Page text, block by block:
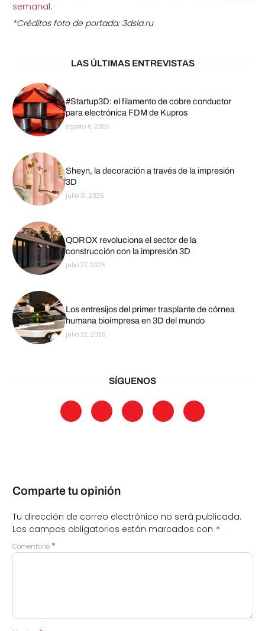
semanal.
*Créditos foto de portada: 3dsla.ru
LAS ÚLTIMAS ENTREVISTAS
#Startup3D: el filamento de cobre conductor
para electrónica FDM de Kupros
agosto 6, 2026
Sheyn, la decoración a través de la impresión
3D
julio 31, 2026
QOROX revoluciona el sector de la
construcción con la impresión 3D
julio 27, 2026
Los entresijos del primer trasplante de córnea
humana bioimpresa en 3D del mundo
julio 22, 2026
SÍGUENOS
Comparte tu opinión
Tu dirección de correo electrónico no será publicada.
Los campos obligatorios están marcados con *
Comentario *